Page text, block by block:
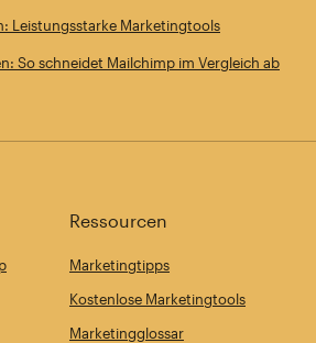
Leistungsstarke Marketingtools
So schneidet Mailchimp im Vergleich ab
Ressourcen
Marketingtipps
Kostenlose Marketingtools
Marketingglossar